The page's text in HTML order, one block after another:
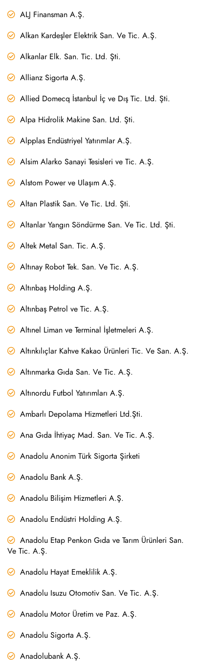
ALJ Finansman A.Ş.
Alkan Kardeşler Elektrik San. Ve Tic. A.Ş.
Alkanlar Elk. San. Tic. Ltd. Şti.
Allianz Sigorta A.Ş.
Allied Domecq İstanbul İç ve Dış Tic. Ltd. Şti.
Alpa Hidrolik Makine San. Ltd. Şti.
Alpplas Endüstriyel Yatırımlar A.Ş.
Alsim Alarko Sanayi Tesisleri ve Tic. A.Ş.
Alstom Power ve Ulaşım A.Ş.
Altan Plastik San. Ve Tic. Ltd. Şti.
Altanlar Yangın Söndürme San. Ve Tic. Ltd. Şti.
Altek Metal San. Tic. A.Ş.
Altınay Robot Tek. San. Ve Tic. A.Ş.
Altınbaş Holding A.Ş.
Altınbaş Petrol ve Tic. A.Ş.
Altınel Liman ve Terminal İşletmeleri A.Ş.
Altınkılıçlar Kahve Kakao Ürünleri Tic. Ve San. A.Ş.
Altınmarka Gıda San. Ve Tic. A.Ş.
Altınordu Futbol Yatırımları A.Ş.
Ambarlı Depolama Hizmetleri Ltd.Şti.
Ana Gıda İhtiyaç Mad. San. Ve Tic. A.Ş.
Anadolu Anonim Türk Sigorta Şirketi
Anadolu Bank A.Ş.
Anadolu Bilişim Hizmetleri A.Ş.
Anadolu Endüstri Holding A.Ş.
Anadolu Etap Penkon Gıda ve Tarım Ürünleri San.
Ve Tic. A.Ş.
Anadolu Hayat Emeklilik A.Ş.
Anadolu Isuzu Otomotiv San. Ve Tic. A.Ş.
Anadolu Motor Üretim ve Paz. A.Ş.
Anadolu Sigorta A.Ş.
Anadolubank A.Ş.